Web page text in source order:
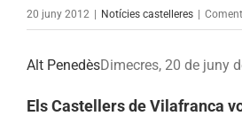
20 juny 2012 Notícies castelleres
Alt PenedèsDimecres, 20 de juny
Els Castellers de Vilafranca